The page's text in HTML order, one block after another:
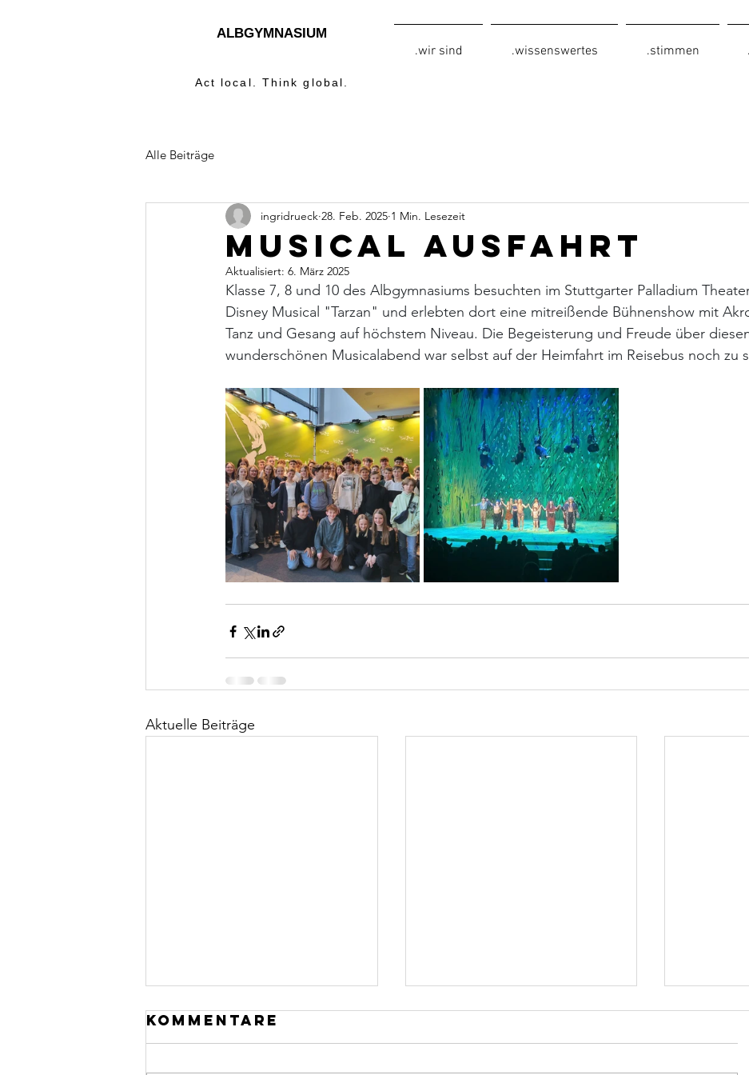
ALBGYMNASIUM
.wir sind .wissenswertes .stimmen
Act local. Think global.
Alle Beiträge
Musical Ausfahrt
ingridrueck 28. Feb. 2025 1 Min. Lesezeit
Aktualisiert: 6. März 2025
Klasse 7, 8 und 10 des Albgymnasiums besuchten im Stuttgarter Palladium
Disney Musical "Tarzan" und erlebten dort eine mitreißende Bühnenshow mit
Tanz und Gesang auf höchstem Niveau. Die Begeisterung und Freude über
wunderschönen Musicalabend war selbst auf der Heimfahrt im Reisebus noch zu
Aktuelle Beiträge
Kommentare